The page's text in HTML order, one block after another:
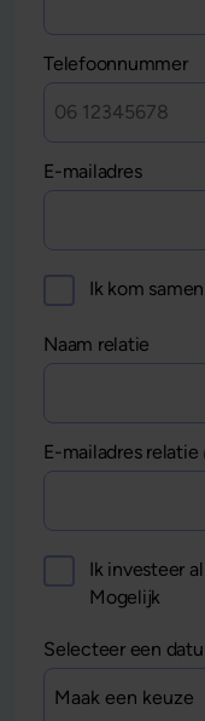
Telefoonnummer
E-mailadres
Ik kom
Naam relatie
E-mailadres relatie
Ik investeer
Mogelijk
Selecteer een